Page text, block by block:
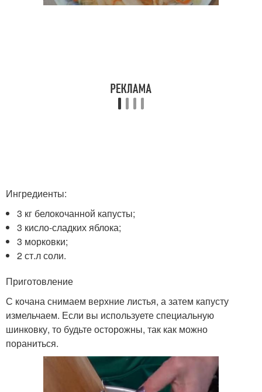
Ингредиенты:
3 кг белокочанной капусты;
3 кисло-сладких яблока;
3 морковки;
2 ст.л соли.
Приготовление
С кочана снимаем верхние листья, а затем капусту
измельчаем. Если вы используете специальную
шинковку, то будьте осторожны, так как можно
пораниться.